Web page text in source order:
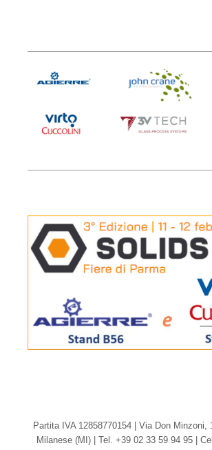
Partita IVA 12858770154 | Via Don Minzoni,
Milanese (MI) | Tel. +39 02 33 59 94 95 |